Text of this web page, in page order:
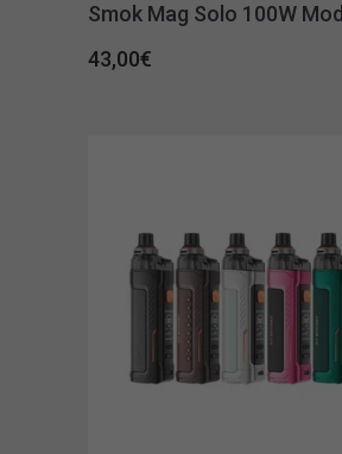
Smok Mag Solo 100W Mod
43,00€